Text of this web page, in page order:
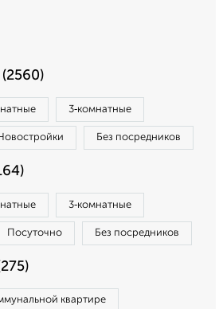
3‑комнатные
Без посредников
3‑комнатные
Посуточно Без посредников
квартире